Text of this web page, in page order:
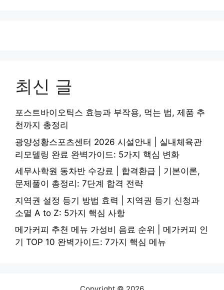
최신 글
포스트바이오틱스 효능과 부작용, 먹는 법, 제품 추
천까지 총정리
광양성황스포츠센터 2026 시설안내 | 실내체육관
리모델링 완료 완벽가이드: 5가지 핵심 변화
세무사학원 동차반 수강료 | 합격환급 | 기본이론,
문제풀이 총정리: 7단계 합격 전략
지역권 설정 등기 방법 효력 | 지역권 등기 신청과
소멸 A to Z: 5가지 핵심 사항
메가커피 추천 메뉴 가성비 음료 순위 | 메가커피 인
기 TOP 10 완벽가이드: 7가지 핵심 메뉴